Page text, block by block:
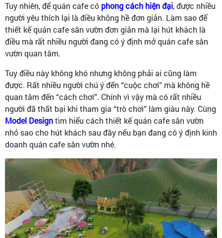
Tuy nhiên, để quán cafe có phong cách hiện đại, được nhiều
người yêu thích lại là điều không hề đơn giản. Làm sao để
thiết kế quán cafe sân vườn đơn giản mà lại hút khách là
điều mà rất nhiều người đang có ý định mở quán cafe sân
vườn quan tâm.
Tuy điều này không khó nhưng không phải ai cũng làm
được. Rất nhiều người chú ý đến “cuộc chơi” mà không hề
quan tâm đến “cách chơi”. Chính vì vậy mà có rất nhiều
người đã thất bại khi tham gia “trò chơi” làm giàu này. Cùng
Model Designtìm hiểu cách thiết kế quán cafe sân vườn
nhỏ sao cho hút khách sau đây nếu bạn đang có ý định kinh
doanh quán cafe sân vườn nhé.